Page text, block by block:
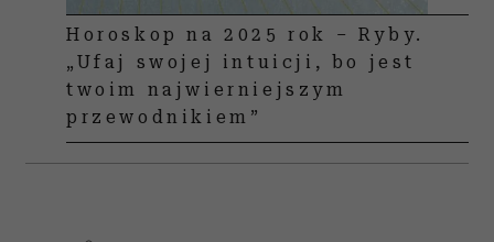
Horoskop na 2025 rok – Ryby.
„Ufaj swojej intuicji, bo jest
twoim najwierniejszym
przewodnikiem”